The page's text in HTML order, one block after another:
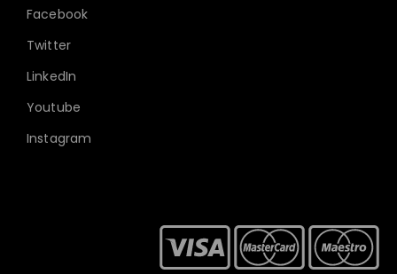
Facebook
Twitter
LinkedIn
Youtube
Instagram